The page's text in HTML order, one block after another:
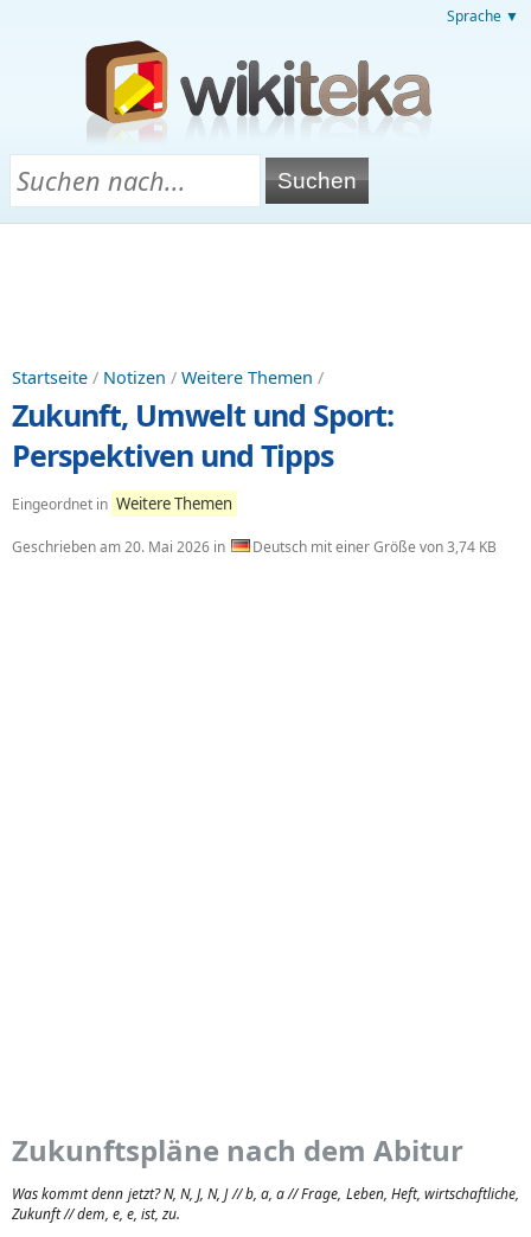
Sprache ▼
Startseite / Notizen / Weitere Themen /
Zukunft, Umwelt und Sport:
Perspektiven und Tipps
Eingeordnet in Weitere Themen
Geschrieben am20. Mai 2026 in Deutsch mit einer Größe von 3,74 KB
Zukunftspläne nach dem Abitur
Was kommt denn jetzt? N, N, J, N, J // b, a, a // Frage, Leben, Heft, wirtschaftliche,
Zukunft // dem, e, e, ist, zu.